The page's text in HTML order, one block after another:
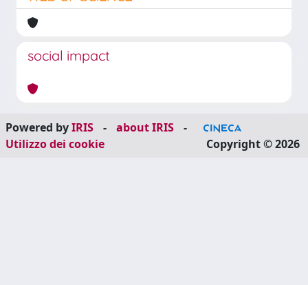
social impact
Powered byIRIS - about IRIS
-
Utilizzo dei cookie
Copyright © 2026